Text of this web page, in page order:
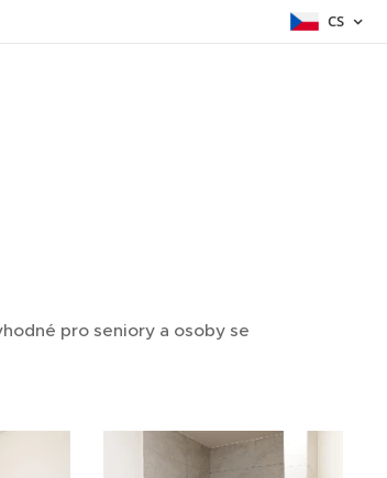
CS
pro seniory a osoby se